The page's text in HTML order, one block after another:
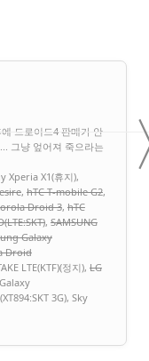
드로이드4 판매가 안
그냥 엎어져 죽으라는
Xperia X1(휴지),
, hTC T-mobile G2,
Droid 3, hTC
, SAMSUNG
Galaxy
Droid
LTE(KTF)(정지), LG
3G), Sky